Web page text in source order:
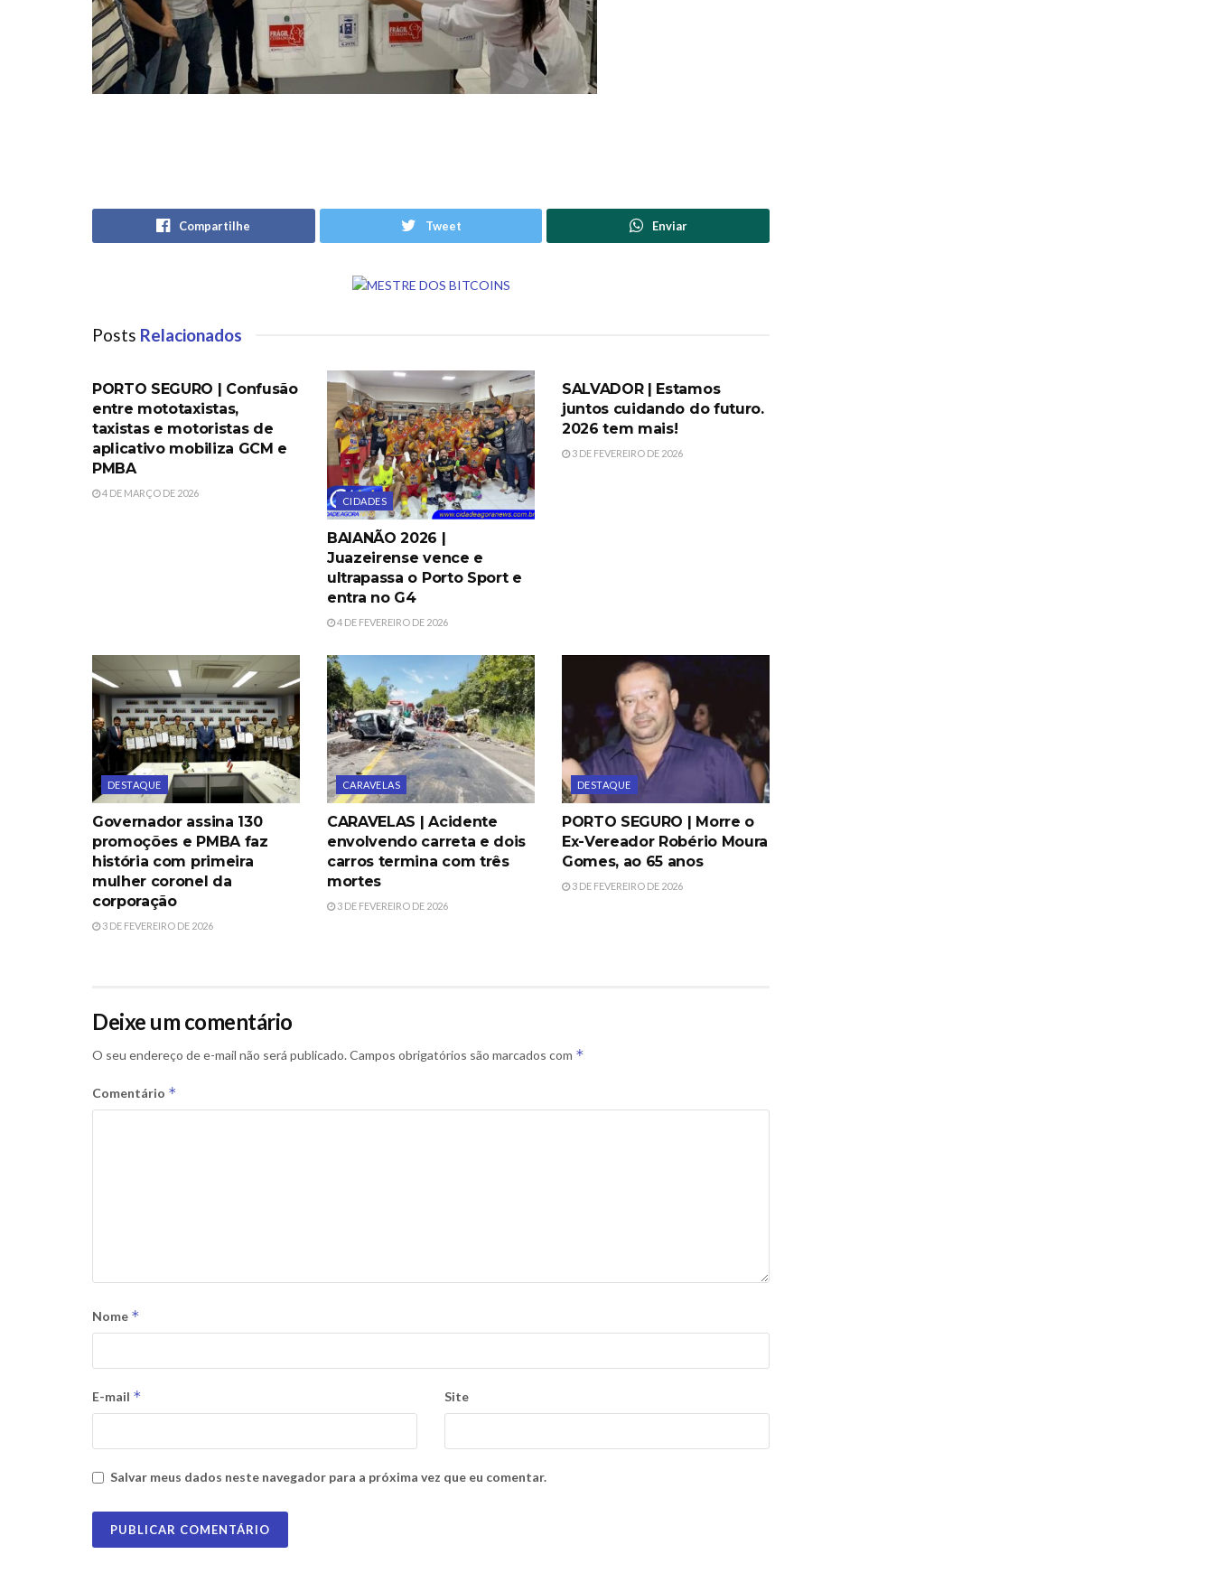
Compartilhe Tweet Enviar
Posts Relacionados
PORTO SEGURO | Confusão
entre mototaxistas,
taxistas e motoristas de
aplicativo mobiliza GCM e
PMBA
4 DE MARÇO DE 2026
CIDADES
BAIANÃO 2026 |
Juazeirense vence e
ultrapassa o Porto Sport e
entra no G4
4 DE FEVEREIRO DE 2026
SALVADOR | Estamos
juntos cuidando do futuro.
2026 tem mais!
3 DE FEVEREIRO DE 2026
DESTAQUE
Governador assina 130
promoções e PMBA faz
história com primeira
mulher coronel da
corporação
3 DE FEVEREIRO DE 2026
CARAVELAS
CARAVELAS | Acidente
envolvendo carreta e dois
carros termina com três
mortes
3 DE FEVEREIRO DE 2026
DESTAQUE
PORTO SEGURO | Morre o
Ex-Vereador Robério Moura
Gomes, ao 65 anos
3 DE FEVEREIRO DE 2026
Deixe um comentário
O seu endereço de e-mail não será publicado. Campos obrigatórios são marcados com *
Comentário *
Nome *
E-mail * Site
Salvar meus dados neste navegador para a próxima vez que eu comentar.